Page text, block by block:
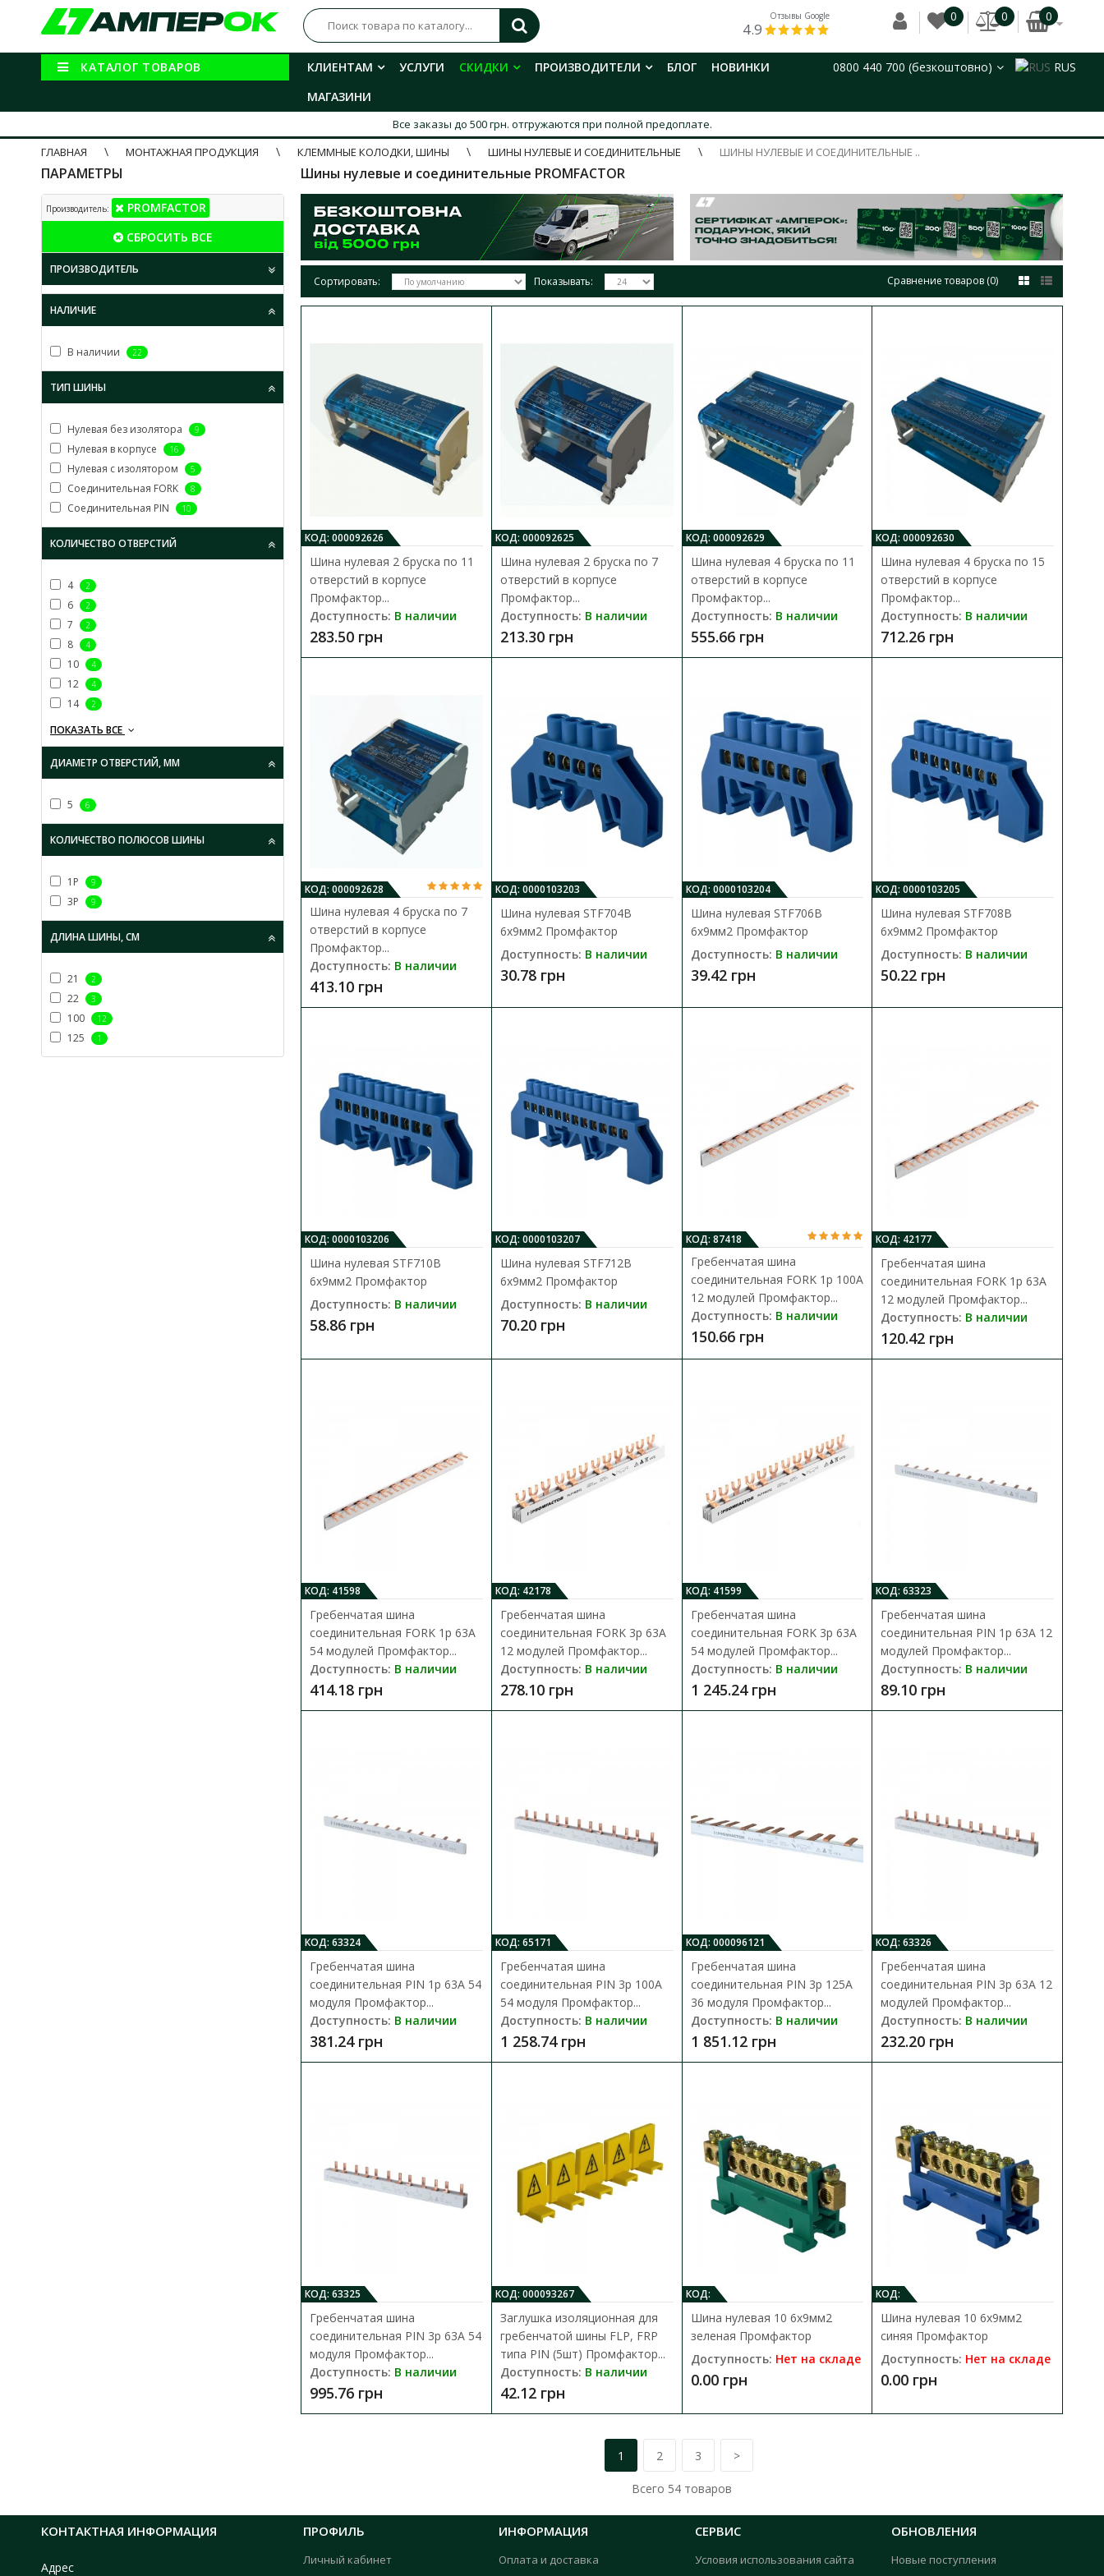
Отзывы Google
4.9
0 0 0
КАТАЛОГ ТОВАРОВ КЛИЕНТАМ УСЛУГИ СКИДКИ ПРОИЗВОДИТЕЛИ БЛОГ
НОВИНКИ
МАГАЗИНИ
0800 440 700 (безкоштовно) RUS
Все заказы до 500 грн. отгружаются при полной предоплате.
ГЛАВНАЯ
МОНТАЖНАЯ ПРОДУКЦИЯ КЛЕММНЫЕ КОЛОДКИ, ШИНЫ ШИНЫ НУЛЕВЫЕ И СОЕДИНИТЕЛЬНЫЕ ШИНЫ НУЛЕВЫЕ И СОЕДИНИТЕЛЬНЫЕ ..
ПАРАМЕТРЫ
Производитель:
PROMFACTOR
СБРОСИТЬ ВСЕ
ПРОИЗВОДИТЕЛЬ
НАЛИЧИЕ
В наличии 22
ТИП ШИНЫ
Нулевая без изолятора 9
Нулевая в корпусе 16
Нулевая с изолятором 5
Соединительная FORK 8
Соединительная PIN 10
КОЛИЧЕСТВО ОТВЕРСТИЙ
4 2
6 2
7 2
8 4
10 4
12 4
14 2
ПОКАЗАТЬ ВСЕ
ДИАМЕТР ОТВЕРСТИЙ, ММ
5 6
КОЛИЧЕСТВО ПОЛЮСОВ ШИНЫ
1P 9
3P 9
ДЛИНА ШИНЫ, СМ
21 2
22 3
100 12
125 1
Шины нулевые и соединительные PROMFACTOR
Сравнение товаров (0)
Сортировать: Показывать:
Доступность:
BTF – предназначены для присоединения нескольких отдельных
цепей нулевых рабочих и защитных проводни..
283.50 грн
В сравнения
В закладки
Шина нулевая 2 бруска по 7 отверстий в корпусе
Промфактор
Доступность:
213.30 грн
В КОРЗИНУ
Шина нулевая 4 бруска по 11 отверстий в корпусе
Доступность: В наличии
BTF – предназначены для присоединения нескольких отдельных
цепей нулевых рабочих и защитных проводни..
555.66 грн
В сравнения
В закладки
Шина нулевая 4 бруска по 15 отверстий в корпусе
Промфактор
Доступность: В наличии
BTF – предназначены для присоединения нескольких отдельных
712.26 грн
В КОРЗИНУ
BTF – предназначены для присоединения нескольких отдельных
цепей нулевых рабочих и защитных проводни..
413.10 грн
Шина нулевая STF704B 6x9мм2 Промфактор
Доступность: В наличии
Шина нулевая изолированная STF используется для разветвления
нулевых (N) проводников в щитовом обору..
В КОРЗИНУ
В закладки
Шина нулевая изолированная STF используется для разветвления
39.42 грн
В сравнения
В закладки
Шина нулевая STF708B 6x9мм2 Промфактор
Доступность: В наличии
Шина нулевая изолированная STF используется для разветвления
нулевых (N) проводников в щитовом обору..
В КОРЗИНУ
В сравнения
В закладки
Шина нулевая STF710B 6x9мм2 Промфактор
Шина нулевая изолированная STF используется для разветвления
нулевых (N) проводников в щитовом обору..
58.86 грн
КОД: 000092626
Шина нулевая 2 бруска по 11
отверстий в корпусе
Промфактор...
Доступность: В наличии
283.50 грн
КОД: 000092625
Шина нулевая 2 бруска по 7
отверстий в корпусе
Промфактор...
Доступность: В наличии
213.30 грн
КОД: 000092629
Шина нулевая 4 бруска по 11
отверстий в корпусе
Промфактор...
Доступность: В наличии
555.66 грн
КОД: 000092630
Шина нулевая 4 бруска по 15
отверстий в корпусе
Промфактор...
Доступность: В наличии
712.26 грн
КОД: 000092628
Шина нулевая 4 бруска по 7
отверстий в корпусе
Промфактор...
Доступность: В наличии
413.10 грн
КОД: 0000103203
Шина нулевая STF704B
6x9мм2 Промфактор
Доступность: В наличии
30.78 грн
КОД: 0000103204
Шина нулевая STF706B
6x9мм2 Промфактор
Доступность: В наличии
39.42 грн
КОД: 0000103205
Шина нулевая STF708B
6x9мм2 Промфактор
Доступность: В наличии
50.22 грн
КОД: 0000103206
Шина нулевая STF710B
6x9мм2 Промфактор
Доступность: В наличии
58.86 грн
КОД: 0000103207
Шина нулевая STF712B
6x9мм2 Промфактор
Доступность: В наличии
70.20 грн
КОД: 87418
Гребенчатая шина
соединительная FORK 1p 100A
12 модулей Промфактор...
Доступность: В наличии
150.66 грн
КОД: 42177
Гребенчатая шина
соединительная FORK 1p 63A
12 модулей Промфактор...
Доступность: В наличии
120.42 грн
КОД: 41598
Гребенчатая шина
соединительная FORK 1p 63A
54 модулей Промфактор...
Доступность: В наличии
414.18 грн
КОД: 42178
Гребенчатая шина
соединительная FORK 3p 63A
12 модулей Промфактор...
Доступность: В наличии
278.10 грн
КОД: 41599
Гребенчатая шина
соединительная FORK 3p 63A
54 модулей Промфактор...
Доступность: В наличии
1 245.24 грн
КОД: 63323
Гребенчатая шина
соединительная PIN 1p 63A 12
модулей Промфактор...
Доступность: В наличии
89.10 грн
КОД: 63324
Гребенчатая шина
соединительная PIN 1p 63A 54
модуля Промфактор...
Доступность: В наличии
381.24 грн
КОД: 65171
Гребенчатая шина
соединительная PIN 3p 100A
54 модуля Промфактор...
Доступность: В наличии
1 258.74 грн
КОД: 000096121
Гребенчатая шина
соединительная PIN 3p 125A
36 модуля Промфактор...
Доступность: В наличии
1 851.12 грн
КОД: 63326
Гребенчатая шина
соединительная PIN 3p 63A 12
модулей Промфактор...
Доступность: В наличии
232.20 грн
КОД: 63325
Гребенчатая шина
соединительная PIN 3p 63A 54
модуля Промфактор...
Доступность: В наличии
995.76 грн
КОД: 000093267
Заглушка изоляционная для
гребенчатой ​​шины FLP, FRP
типа PIN (5шт) Промфактор...
Доступность: В наличии
42.12 грн
КОД:
Шина нулевая 10 6x9мм2
зеленая Промфактор
Доступность: Нет на складе
0.00 грн
КОД:
Шина нулевая 10 6x9мм2
синяя Промфактор
Доступность: Нет на складе
0.00 грн
1 2 3 >
Всего 54 товаров
КОНТАКТНАЯ ИНФОРМАЦИЯ
Адрес
ПРОФИЛЬ
Личный кабинет
ИНФОРМАЦИЯ
Оплата и доставка
СЕРВИС
Условия использования сайта
ОБНОВЛЕНИЯ
Новые поступления